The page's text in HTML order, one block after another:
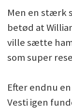
Men en stærk
betød at
ville sætte
som super
Efter endnu
Vesti igen